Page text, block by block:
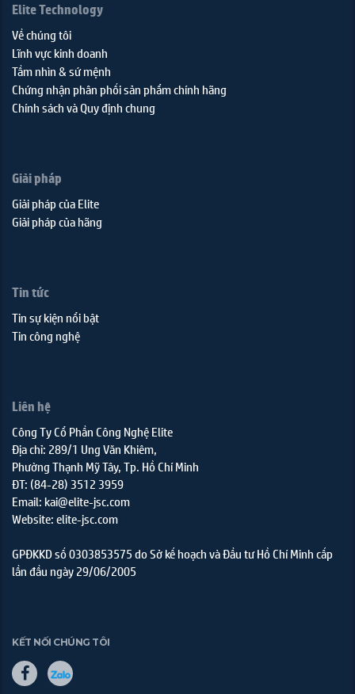
Elite Technology
Về chúng tôi
Lĩnh vực kinh doanh
Tầm nhìn & sứ mệnh
Chứng nhận phân phối sản phẩm chính hãng
Chính sách và Quy định chung
Giải pháp
Giải pháp của Elite
Giải pháp của hãng
Tin tức
Tin sự kiện nổi bật
Tin công nghệ
Liên hệ
Công Ty Cổ Phần Công Nghệ Elite
Địa chỉ: 289/1 Ung Văn Khiêm,
Phường Thạnh Mỹ Tây, Tp. Hồ Chí Minh
ĐT: (84-28) 3512 3959
Email: kai@elite-jsc.com
Website: elite-jsc.com
GPĐKKD số 0303853575 do Sở kế hoạch và Đầu tư Hồ Chí Minh cấp
lần đầu ngày 29/06/2005
KẾT NỐI CHÚNG TÔI